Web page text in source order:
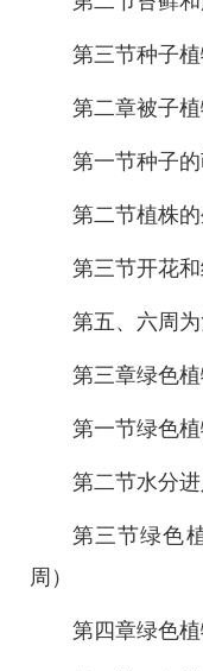
第三节种子植
第二章被子
第一节种子的
第二节植株的
第三节开花和
第五、六周
第三章绿色
第一节绿色
第二节水分
第三节绿色
周）
第四章绿色